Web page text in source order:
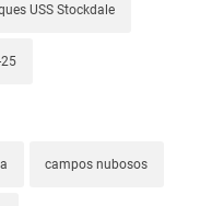
USS Stockdale
campos nubosos